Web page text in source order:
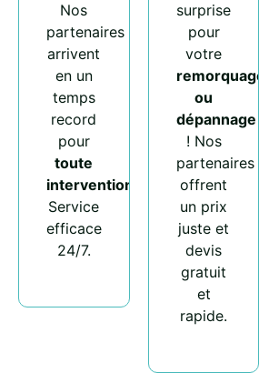
Nos
partenaires
arrivent
en un
temps
record
pour
toute
intervention
Service
efficace
24/7.
surprise
pour
votre
remorquage
ou
dépannage
! Nos
partenaires
offrent
un prix
juste et
devis
gratuit
et
rapide.